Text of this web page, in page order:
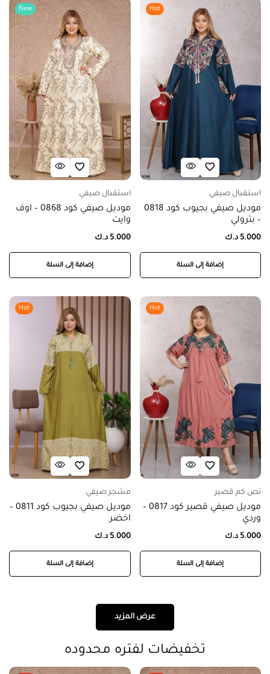
Hot
استقبال صيفي
موديل صيفي بجيوب كود 0818
– بترولي
5.000 د.ك
إضافة إلى السلة
New
استقبال صيفي
موديل صيفي كود 0868 – اوف
وايت
5.000 د.ك
إضافة إلى السلة
Hot
نص كم قصير
موديل صيفي قصير كود 0817 –
وردي
5.000 د.ك
إضافة إلى السلة
Hot
مشجر صيفي
موديل صيفي بجيوب كود 0811 –
اخضر
5.000 د.ك
إضافة إلى السلة
عرض المزيد
تخفيضات لفتره محدوده